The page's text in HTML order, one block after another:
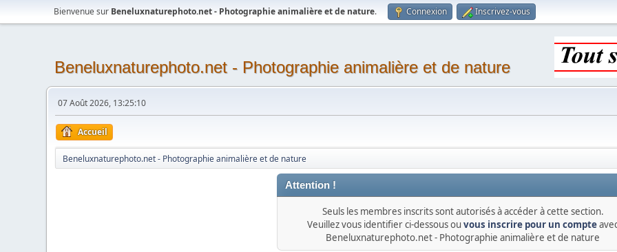
Bienvenue sur Beneluxnaturephoto.net - Photographie animalière et de nature. Connexion Inscrivez-vous
Beneluxnaturephoto.net - Photographie animalière et de nature
07 Août 2026, 13:25:10
Accueil
Beneluxnaturephoto.net - Photographie animalière et de nature
Attention !
Seuls les membres inscrits sont autorisés à accéder à cette section.
Veuillez vous identifier ci-dessous ou vous inscrire pour un compte
Beneluxnaturephoto.net - Photographie animalière et de nature